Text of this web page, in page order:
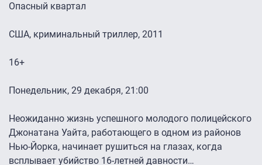
Опасный квартал
США, криминальный триллер, 2011
16+
Понедельник, 29 декабря, 21:00
Неожиданно жизнь успешного молодого полицейского
Джонатана Уайта, работающего в одном из районов
Нью-Йорка, начинает рушиться на глазах, когда
всплывает убийство 16-летней давности…